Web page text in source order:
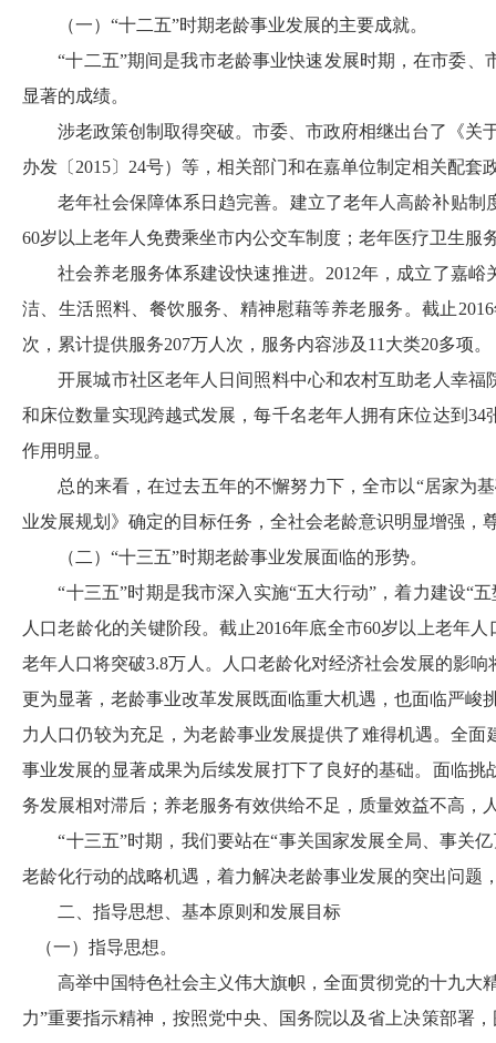
（一） “十二五”时期老龄事业发展的主要成就。
“十二五”期间是我市老龄事业快速发展时期，在市委
显著的成绩。
涉老政策创制取得突破。市委、市政府相继出台了《关
办发 〔 201 5〕 24号）等，相关部门和在嘉单位制定相关配套
老年社会保障体系日趋完善。建立了老年人高龄补贴制
60岁 以上老年人免费乘坐市内公交车制度 ；老年医疗卫生服
社会养老服务体系建设快速推进。 2012年，成立了嘉峪
洁、生活照料、餐饮服务、精神慰藉等养老服务。截止 2016
次，累计提供服务207万人次，服务内容涉及 11 大类20多项。
开展城市社区老年人日间照料中心和农村互助老人幸福
和床位数量实现跨越式发展，每千名老年人拥有床位达到 34
作用明显。
总的来看，在过去五年的不懈努力下，全市以“居家为
业发展规划》确定的目标任务，全社会老龄意识明显增强
（二） “十三五”时期老龄事业发展面临的形势。
“十三五”时期是我市深入实施“五大行动”，着力建设“
人口老龄化的关键阶段。截止2016年底全市60岁以上老年人
老年人口将突破3.8万人。人口老龄化对经济社会发展的影
更为显著，老龄事业改革发展既面临重大机遇，也面临严
力人口仍较为充足，为老龄事业发展提供了难得机遇。全
事业发展的显著成果为后续发展打下了良好的基础。面临
务发展相对滞后；养老服务有效供给不足，质量效益不高
“十三五”时期，我们要站在“事关国家发展全局、事关
老龄化行动的战略机遇，着力解决老龄事业发展的突出问
二、指导思想、基本原则和发展目标
（一）指导思想。
高举中国特色社会主义伟大旗帜，全面贯彻党的十九
力”重要指示精神，按照党中央、国务院以及省上决策部署